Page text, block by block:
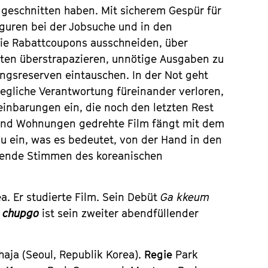
haben. Mit sicherem Gespür für
bei der Jobsuche und in den
Rabattcoupons ausschneiden, über
überstrapazieren, unnötige Ausgaben zu
eintauschen. In der Not geht
Verantwortung füreinander verloren,
ein, die noch den letzten Rest
Wohnungen gedrehte Film fängt mit dem
ein, was es bedeutet, von der Hand in den
Stimmen des koreanischen
Er studierte Film. Sein DebütGa kkeum
ist sein zweiter abendfüllender
(Seoul, Republik Korea). Regie Park